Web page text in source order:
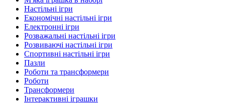
Настільні ігри
Економічні настільні ігри
Електронні ігри
Розважальні настільні ігри
Розвиваючі настільні ігри
Спортивні настільні ігри
Пазли
Роботи та трансформери
Роботи
Трансформери
Інтерактивні іграшки